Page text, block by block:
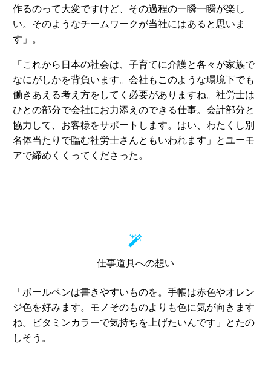
作るのって大変ですけど、その過程の一瞬一瞬が楽し
い。そのようなチームワークが当社にはあると思いま
す」。
「これから日本の社会は、子育てに介護と各々が家族で
なにがしかを背負います。会社もこのような環境下でも
働きあえる考え方をしてく必要がありますね。社労士は
ひとの部分で会社にお力添えのできる仕事。会計部分と
協力して、お客様をサポートします。はい、わたくし別
名体当たりで臨む社労士さんともいわれます」とユーモ
アで締めくくってくださった。


仕事道具への想い
「ボールペンは書きやすいものを。手帳は赤色やオレン
ジ色を好みます。モノそのものよりも色に気が向きます
ね。ビタミンカラーで気持ちを上げたいんです」とたの
しそう。